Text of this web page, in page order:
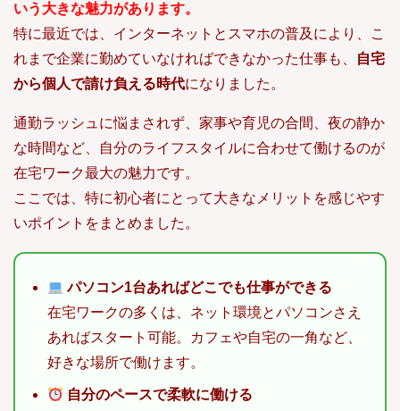
いう大きな魅力があります。
特に最近では、インターネットとスマホの普及により、こ
れまで企業に勤めていなければできなかった仕事も、
自宅
から個人で請け負える時代になりました。
通勤ラッシュに悩まされず、家事や育児の合間、夜の静か
な時間など、自分のライフスタイルに合わせて働けるのが
在宅ワーク最大の魅力です。
ここでは、特に初心者にとって大きなメリットを感じやす
いポイントをまとめました。
パソコン1台あればどこでも仕事ができる
在宅ワークの多くは、ネット環境とパソコンさえ
あればスタート可能。カフェや自宅の一角など、
好きな場所で働けます。
自分のペースで柔軟に働ける